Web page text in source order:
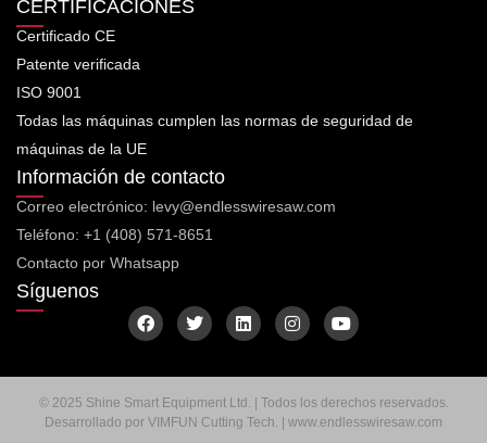
CERTIFICACIONES
Certificado CE
Patente verificada
ISO 9001
Todas las máquinas cumplen las normas de seguridad de
máquinas de la UE
Información de contacto
Correo electrónico: levy@endlesswiresaw.com
Teléfono: +1 (408) 571-8651
Contacto por Whatsapp
Síguenos
F
a
b
o
o
T
w
t
e
r
L
i
e
d
i
I
n
a
g
r
Y
o
u
b
e
© 2025 Shine Smart Equipment Ltd. | Todos los derechos reservados.
Desarrollado por VIMFUN Cutting Tech. | www.endlesswiresaw.com